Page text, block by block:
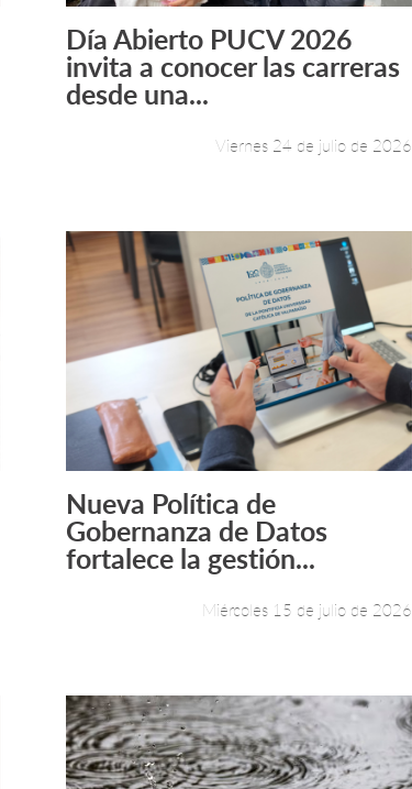
Leer más +
Día Abierto PUCV 2026
invita a conocer las carreras
desde una...
Viernes 24 de julio de 2026
Leer más +
Nueva Política de
Gobernanza de Datos
fortalece la gestión...
Miércoles 15 de julio de 2026